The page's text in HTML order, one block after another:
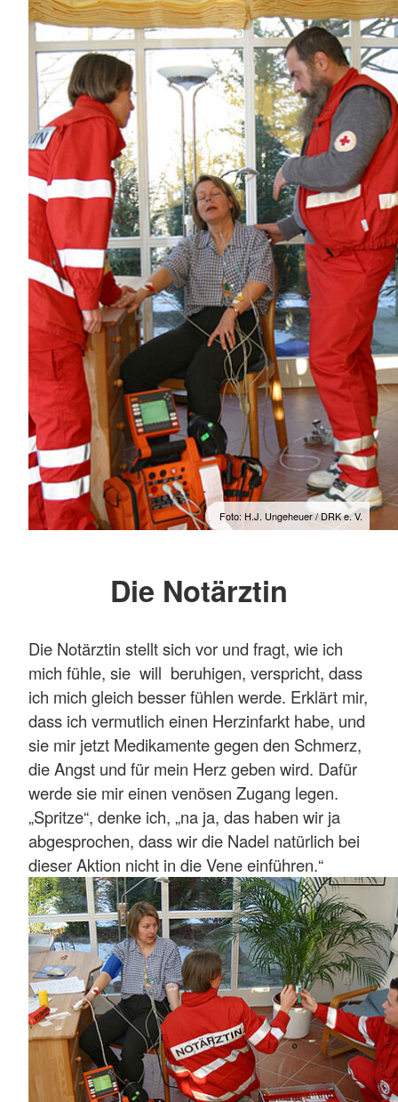
Foto: H.J. Ungeheuer / DRK e. V.
Die Notärztin
Die Notärztin stellt sich vor und fragt, wie ich
mich fühle, sie will beruhigen, verspricht, dass
ich mich gleich besser fühlen werde. Erklärt mir,
dass ich vermutlich einen Herzinfarkt habe, und
sie mir jetzt Medikamente gegen den Schmerz,
die Angst und für mein Herz geben wird. Dafür
werde sie mir einen venösen Zugang legen.
„Spritze“, denke ich, „na ja, das haben wir ja
abgesprochen, dass wir die Nadel natürlich bei
dieser Aktion nicht in die Vene einführen.“